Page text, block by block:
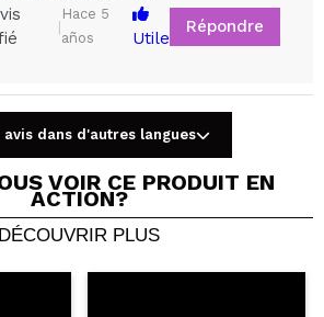
une vidéo ou une photo
être la première. Imaginez...
vous cet achat?
5/5
|
Hace 5
años
Utile
Répondre
avis dans d'autres langues
VOIR CE PRODUIT EN
ACTION?
DÉCOUVRIR PLUS